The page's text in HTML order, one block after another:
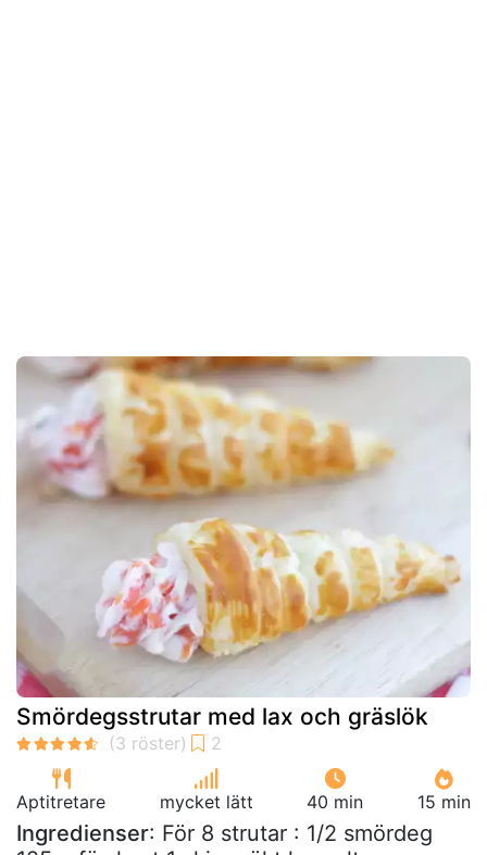
Smördegsstrutar med lax och gräslök
Aptitretare mycket lätt 40 min 15 min
Ingredienser: För 8 strutar : 1/2 smördeg